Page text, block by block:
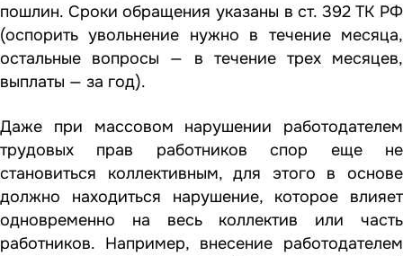
пошлин. Сроки обращения указаны в ст. 392 ТК РФ
(оспорить увольнение нужно в течение месяца,
остальные вопросы — в течение трех месяцев,
выплаты — за год).
Даже при массовом нарушении работодателем
трудовых прав работников спор еще не
становиться коллективным, для этого в основе
должно находиться нарушение, которое влияет
одновременно на весь коллектив или часть
работников. Например, внесение работодателем